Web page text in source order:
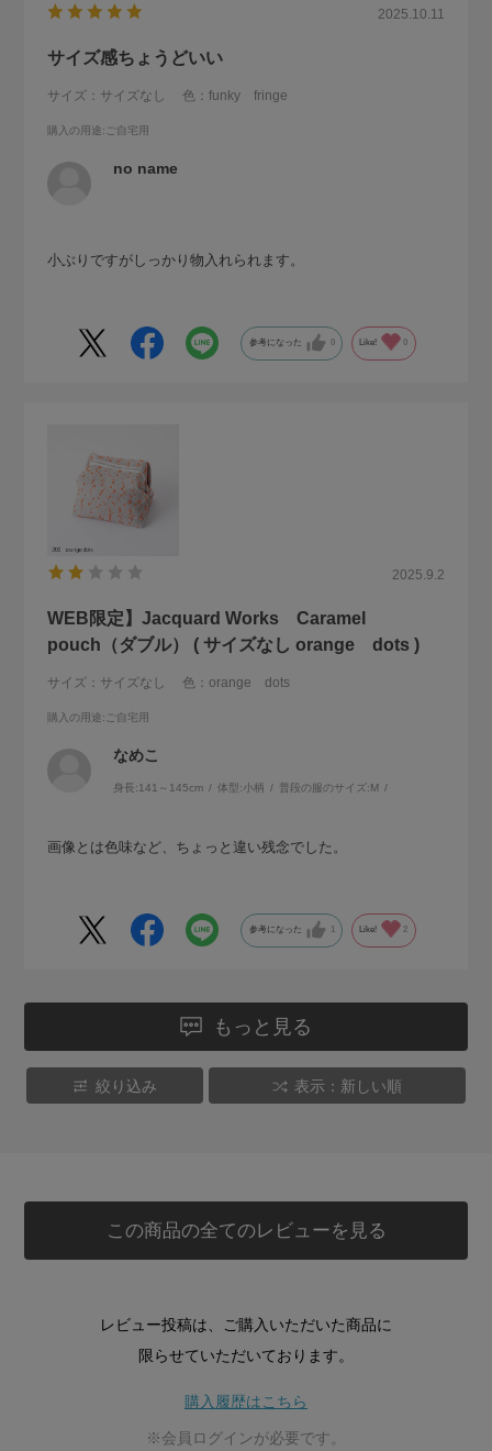
2025.10.11
サイズ感ちょうどいい
サイズ：サイズなし 色：funky fringe
購入の用途:ご自宅用
no name
小ぶりですがしっかり物入れられます。
参考になった 0 Like! 0
2025.9.2
WEB限定】Jacquard Works Caramel
pouch（ダブル） ( サイズなし orange dots )
サイズ：サイズなし 色：orange dots
購入の用途:ご自宅用
なめこ
身長:141～145cm 体型:小柄 普段の服のサイズ:M
画像とは色味など、ちょっと違い残念でした。
参考になった 1 Like! 2
もっと見る
絞り込み 表示：新しい順
この商品の全てのレビューを見る
レビュー投稿は、ご購入いただいた商品に
限らせていただいております。
購入履歴はこちら
※会員ログインが必要です。